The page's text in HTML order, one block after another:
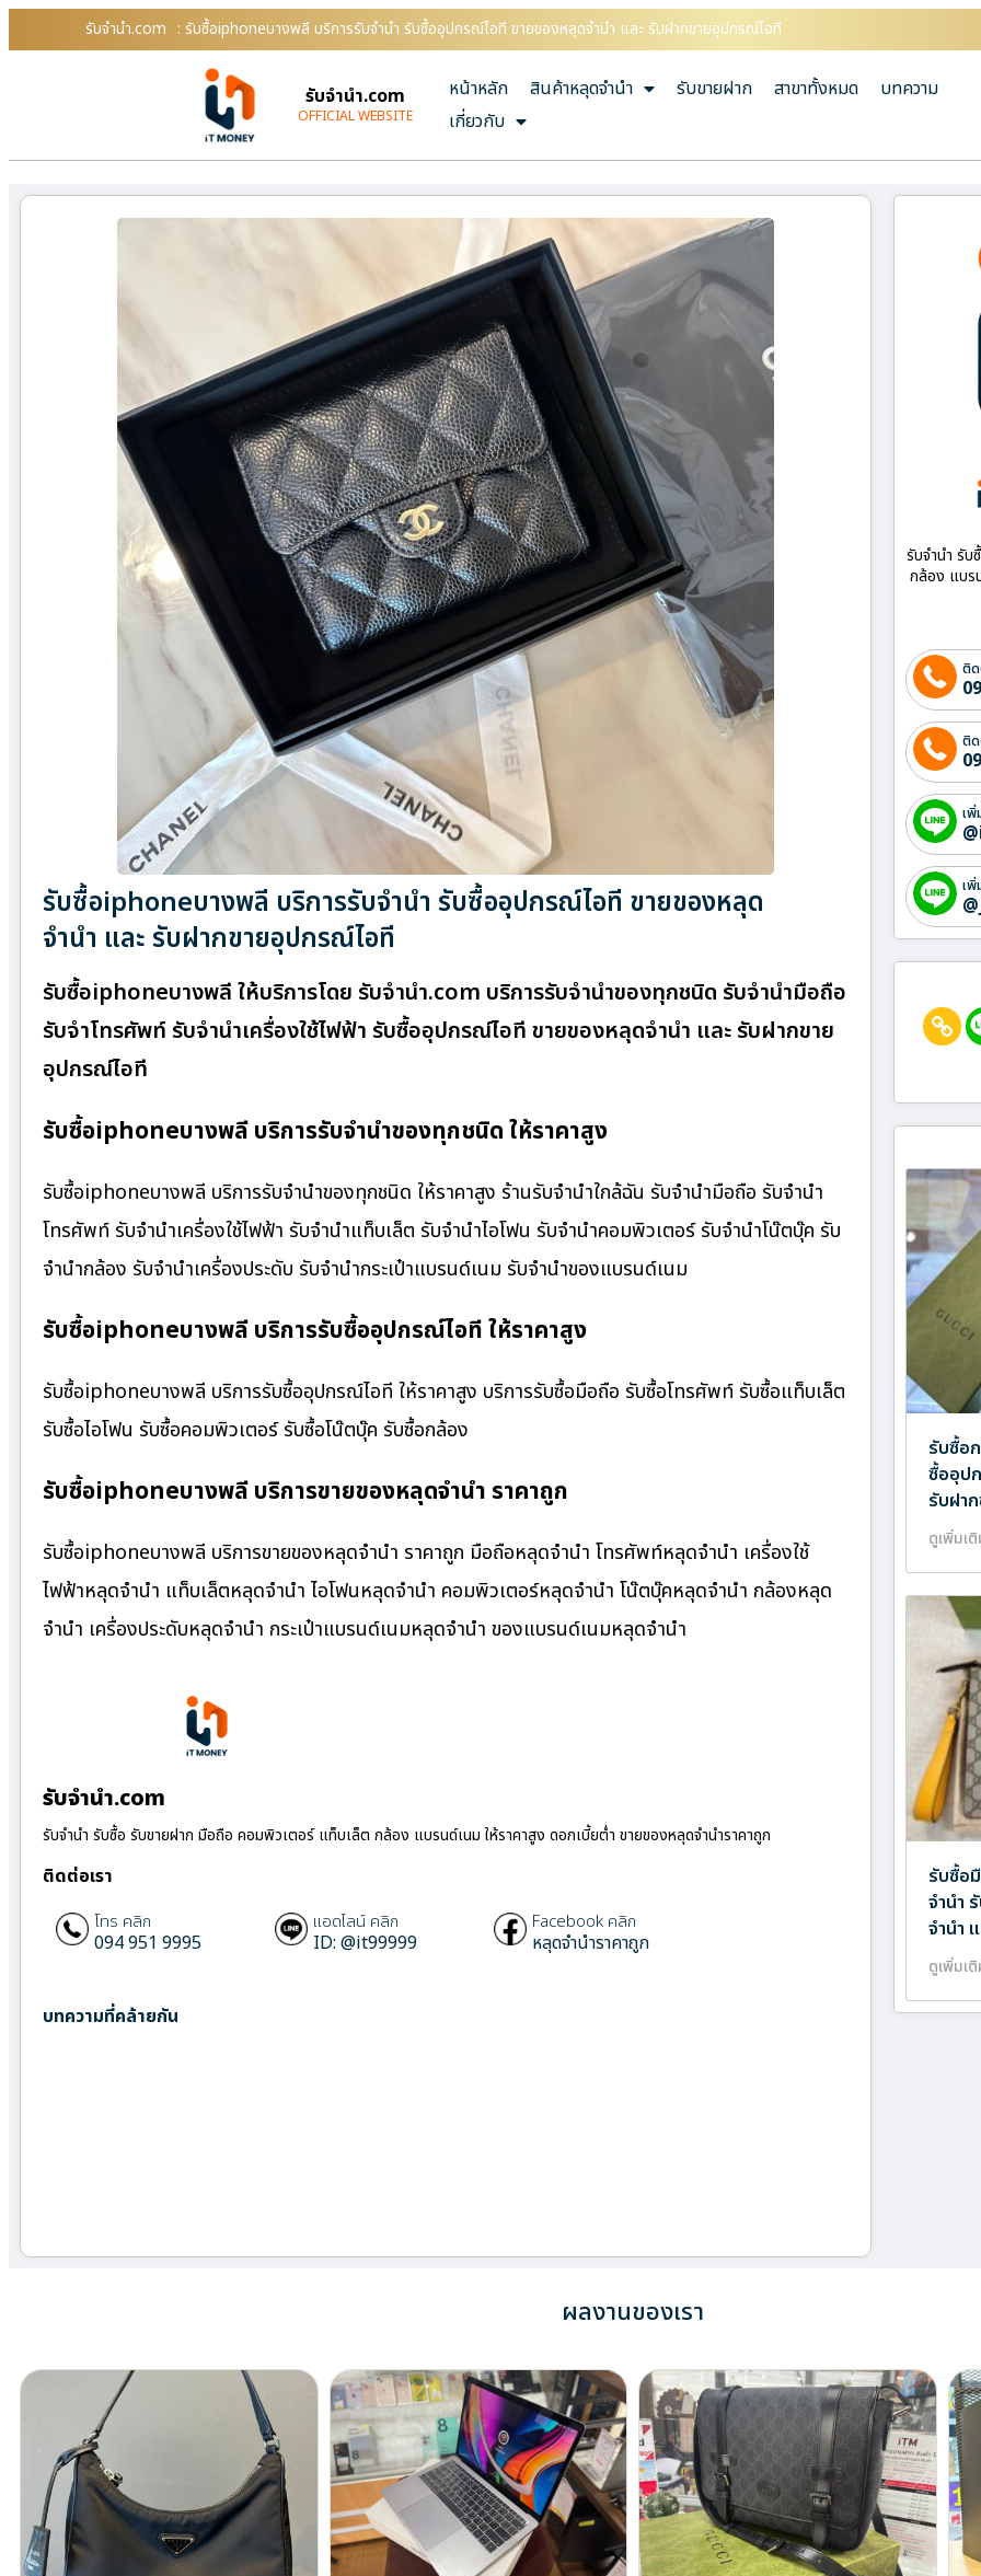
รับจํานํา.com : รับซื้อiphoneบางพลี บริการรับจำนำ รับซื้ออุปกรณ์ไอที ขายของหลุดจำนำ และ รับฝากขายอุปกรณ์ไอที
รับจํานํา.com
OFFICIAL WEBSITE
หน้าหลัก สินค้าหลุดจำนำ รับขายฝาก สาขาทั้งหมด
บทความ
เกี่ยวกับ
รับซื้อiphoneบางพลี บริการรับจำนำ รับซื้ออุปกรณ์ไอที ขายของหลุด
จำนำ และ รับฝากขายอุปกรณ์ไอที
รับซื้อiphoneบางพลี ให้บริการโดย รับจํานํา.com บริการรับจำนำของทุกชนิด รับจำนำมือถือ
รับจำโทรศัพท์ รับจำนำเครื่องใช้ไฟฟ้า รับซื้ออุปกรณ์ไอที ขายของหลุดจำนำ และ รับฝากขาย
อุปกรณ์ไอที
รับซื้อiphoneบางพลี บริการรับจำนำของทุกชนิด ให้ราคาสูง
รับซื้อiphoneบางพลี บริการรับจำนำของทุกชนิด ให้ราคาสูง ร้านรับจํานําใกล้ฉัน รับจำนำมือถือ รับจำนำ
โทรศัพท์ รับจำนำเครื่องใช้ไฟฟ้า รับจำนำแท็บเล็ต รับจำนำไอโฟน รับจำนำคอมพิวเตอร์ รับจำนำโน๊ตบุ๊ค รับ
จำนำกล้อง รับจำนำเครื่องประดับ รับจำนำกระเป๋าแบรนด์เนม รับจำนำของแบรนด์เนม
รับซื้อiphoneบางพลี บริการรับซื้ออุปกรณ์ไอที ให้ราคาสูง
รับซื้อiphoneบางพลี บริการรับซื้ออุปกรณ์ไอที ให้ราคาสูง บริการรับซื้อมือถือ รับซื้อโทรศัพท์ รับซื้อแท็บเล็ต
รับซื้อไอโฟน รับซื้อคอมพิวเตอร์ รับซื้อโน๊ตบุ๊ค รับซื้อกล้อง
รับซื้อiphoneบางพลี บริการขายของหลุดจำนำ ราคาถูก
รับซื้อiphoneบางพลี บริการขายของหลุดจำนำ ราคาถูก มือถือหลุดจำนำ โทรศัพท์หลุดจำนำ เครื่องใช้
ไฟฟ้าหลุดจำนำ แท็บเล็ตหลุดจำนำ ไอโฟนหลุดจำนำ คอมพิวเตอร์หลุดจำนำ โน๊ตบุ๊คหลุดจำนำ กล้องหลุด
จำนำ เครื่องประดับหลุดจำนำ กระเป๋าแบรนด์เนมหลุดจำนำ ของแบรนด์เนมหลุดจำนำ
รับจํานํา.com
รับจำนำ รับซื้อ รับขายฝาก มือถือ คอมพิวเตอร์ แท็บเล็ต กล้อง แบรนด์เนม ให้ราคาสูง ดอกเบี้ยต่ำ ขายของหลุดจำนำราคาถูก
ติดต่อเรา
โทร คลิก
094 951 9995
แอดไลน์ คลิก
ID: @it99999
Facebook คลิก
หลุดจำนำราคาถูก
บทความที่คล้ายกัน
รับจำนำ รั
กล้อง แบร
ติ
ติ
เ
เ
รับซื้อ
ซื้ออุป
รับฝา
ดูเพิ่มเ
รับซื้อ
จำนำ
จำนำ
ดูเพิ่มเ
ผลงานของเรา